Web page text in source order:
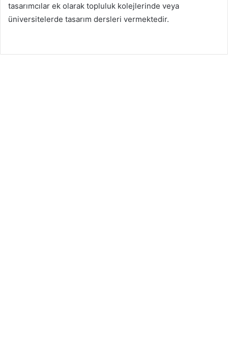
tasarımcılar ek olarak topluluk kolejlerinde veya
üniversitelerde tasarım dersleri vermektedir.